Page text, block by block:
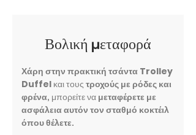
Βολική μεταφορά
Χάρη στην πρακτική τσάντα Trolley
Duffel και τους τροχούς με ρόδες και
φρένα, μπορείτε να μεταφέρετε με
ασφάλεια αυτόν τον σταθμό κοκτέιλ
όπου θέλετε.